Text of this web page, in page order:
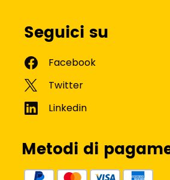
Seguici su
Metodi di